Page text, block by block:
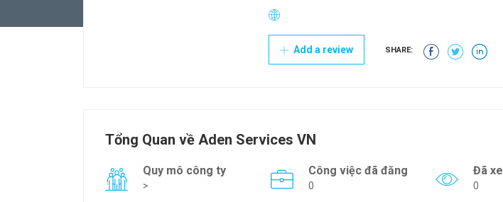
Add a review SHARE:
Tổng Quan về Aden Services VN
Quy mô công ty
>
Công việc đã đăng
0
Đã
0